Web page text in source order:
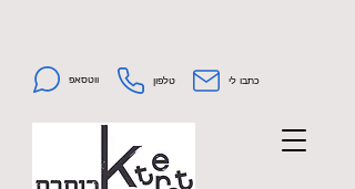
ווטסאפ טלפון כתבו לי